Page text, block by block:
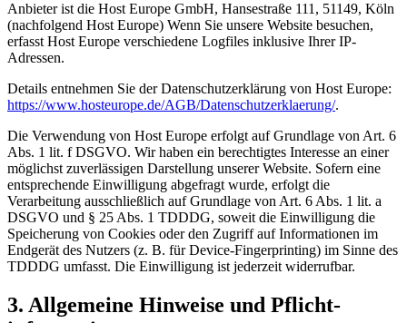
Anbieter ist die Host Europe GmbH, Hansestraße 111, 51149, Köln
(nachfolgend Host Europe) Wenn Sie unsere Website besuchen,
erfasst Host Europe verschiedene Logfiles inklusive Ihrer IP-
Adressen.
Details entnehmen Sie der Datenschutzerklärung von Host Europe:
https://www.hosteurope.de/AGB/Datenschutzerklaerung/.
Die Verwendung von Host Europe erfolgt auf Grundlage von Art. 6
Abs. 1 lit. f DSGVO. Wir haben ein berechtigtes Interesse an einer
möglichst zuverlässigen Darstellung unserer Website. Sofern eine
entsprechende Einwilligung abgefragt wurde, erfolgt die
Verarbeitung ausschließlich auf Grundlage von Art. 6 Abs. 1 lit. a
DSGVO und § 25 Abs. 1 TDDDG, soweit die Einwilligung die
Speicherung von Cookies oder den Zugriff auf Informationen im
Endgerät des Nutzers (z. B. für Device-Fingerprinting) im Sinne des
TDDDG umfasst. Die Einwilligung ist jederzeit widerrufbar.
3. Allgemeine Hinweise und Pflicht­